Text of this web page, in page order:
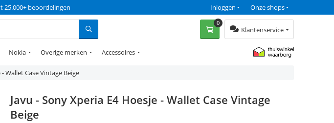
25.000+ beoordelingen Onze shops
Inloggen
Klantenservice
0
Nokia Overige merken Accessoires
Wallet Case Vintage Beige
Javu - Sony Xperia E4 Hoesje - Wallet Case Vintage
Beige